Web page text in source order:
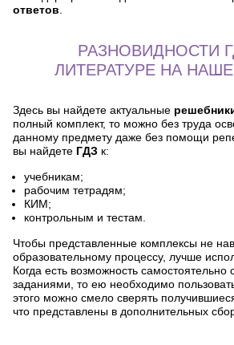
ответов
РАЗНОВИДНОСТИ
ЛИТЕРАТУРЕ НА
Здесь вы найдете актуальные
полный комплект, то можно без труда
данному предмету даже без помощи
вы найдете ГДЗ к:
учебникам;
рабочим тетрадям;
КИМ;
контрольным и тестам.
Чтобы представленные комплексы не
образовательному процессу, лучше
Когда есть возможность самостоятельно
заданиями, то ею необходимо
этого можно смело сверять
что представлены в дополнительных